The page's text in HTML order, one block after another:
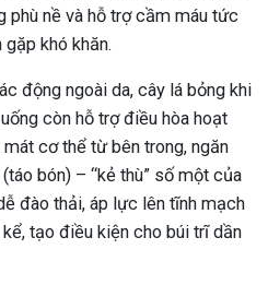
da
phù nề và hỗ trợ cầm máu tức
khó khăn.
động ngoài da, cây lá bỏng khi
còn hỗ trợ điều hòa hoạt
cơ thể từ bên trong, ngăn
bón) – “kẻ thù” số một của
đào thải, áp lực lên tĩnh mạch
tạo điều kiện cho búi trĩ dần